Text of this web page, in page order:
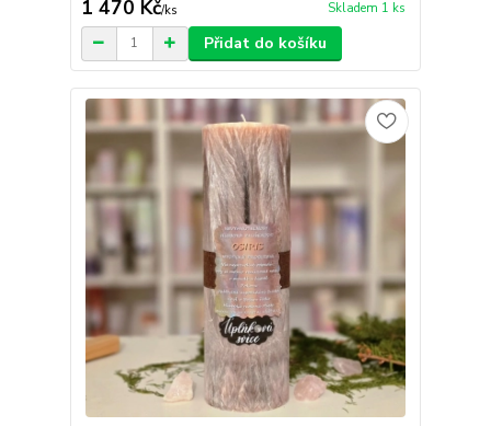
1 470 Kč/ks Skladem 1 ks
Přidat do košíku